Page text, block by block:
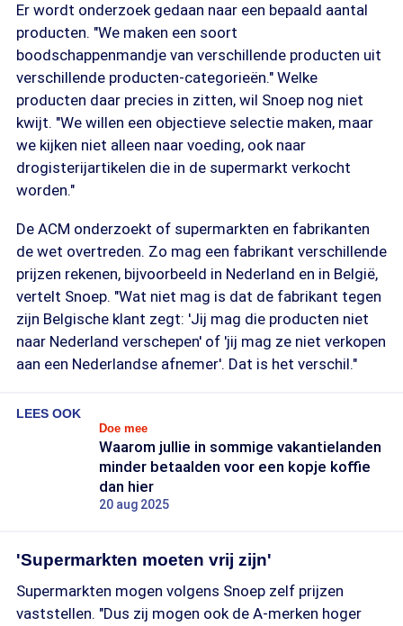
Er wordt onderzoek gedaan naar een bepaald aantal
producten. "We maken een soort
boodschappenmandje van verschillende producten uit
verschillende producten-categorieën." Welke
producten daar precies in zitten, wil Snoep nog niet
kwijt. "We willen een objectieve selectie maken, maar
we kijken niet alleen naar voeding, ook naar
drogisterijartikelen die in de supermarkt verkocht
worden."
De ACM onderzoekt of supermarkten en fabrikanten
de wet overtreden. Zo mag een fabrikant verschillende
prijzen rekenen, bijvoorbeeld in Nederland en in België,
vertelt Snoep. "Wat niet mag is dat de fabrikant tegen
zijn Belgische klant zegt: 'Jij mag die producten niet
naar Nederland verschepen' of 'jij mag ze niet verkopen
aan een Nederlandse afnemer'. Dat is het verschil."
LEES OOK
Doe mee
Waarom jullie in sommige vakantielanden
minder betaalden voor een kopje koffie
dan hier
20 aug 2025
'Supermarkten moeten vrij zijn'
Supermarkten mogen volgens Snoep zelf prijzen
vaststellen. "Dus zij mogen ook de A-merken hoger